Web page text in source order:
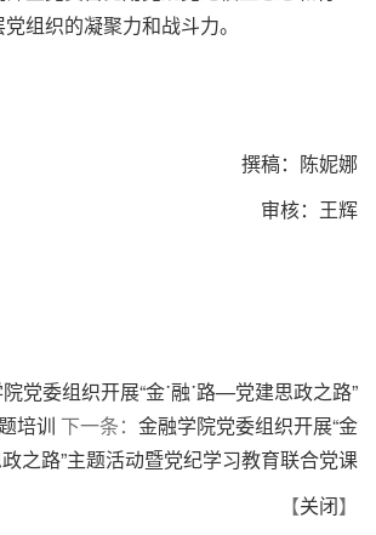
组织的凝聚力和战斗力。
撰稿：陈妮娜
审核：王辉
党委组织开展“金˙融˙路—党建思政之路”
培训 下一条： 金融学院党委组织开展“金
之路”主题活动暨党纪学习教育联合党课
【关闭】